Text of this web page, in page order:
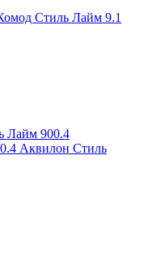
Аквилон Стиль